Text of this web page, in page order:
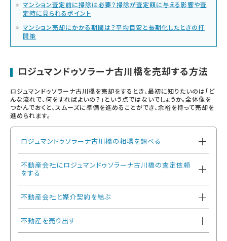
マンション査定前に掃除は必要？掃除が査定額に与える影響や査
定時に見られるポイント
マンション売却にかかる期間は？平均目安と長期化したときの打
開策
ロジュマンドゥソラーナ古川橋を売却する方法
ロジュマンドゥソラーナ古川橋を売却をするとき、最初に知りたいのは「ど
んな流れで、何をすればよいの？」という点ではないでしょうか。全体像を
つかんでおくと、スムーズに準備を進めることができ、余裕を持って売却を
進められます。
ロジュマンドゥソラーナ古川橋の相場を調べる
不動産会社にロジュマンドゥソラーナ古川橋の査定依頼
をする
不動産会社と媒介契約を結ぶ
不動産を売り出す